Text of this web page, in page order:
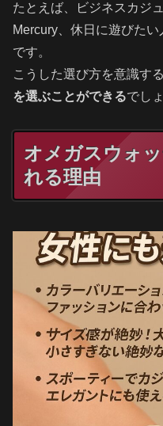
たとえば、ビジネスカジ
Mercury、休日に遊びた
です。
こうした選び方を意識す
を選ぶことができるでし
オメガスウォ
れる理由